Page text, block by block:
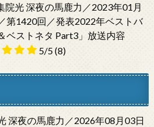
院光 深夜の馬鹿力／2023年01月
第1420回／発表2022年ベストバ
ベストネタ Part3」放送内容
5/5(8)
深夜の馬鹿力／2026年08月03日